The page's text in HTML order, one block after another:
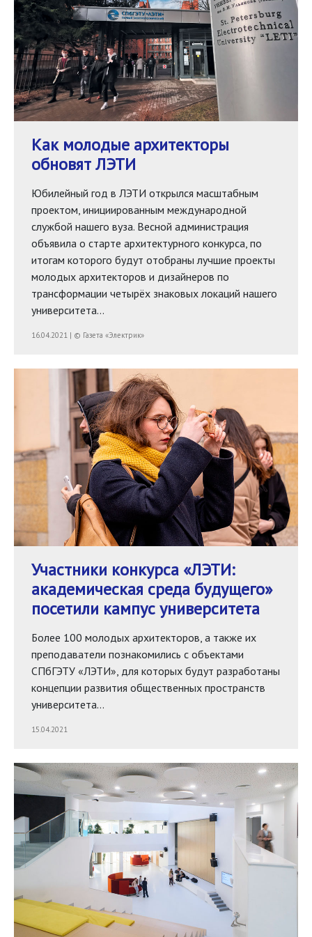
Как молодые архитекторы
обновят ЛЭТИ
Юбилейный год в ЛЭТИ открылся масштабным
проектом, инициированным международной
службой нашего вуза. Весной администрация
объявила о старте архитектурного конкурса, по
итогам которого будут отобраны лучшие проекты
молодых архитекторов и дизайнеров по
трансформации четырёх знаковых локаций нашего
университета…
16.04.2021 | © Газета «Электрик»
Участники конкурса «ЛЭТИ:
академическая среда будущего»
посетили кампус университета
Более 100 молодых архитекторов, а также их
преподаватели познакомились с объектами
СПбГЭТУ «ЛЭТИ», для которых будут разработаны
концепции развития общественных пространств
университета…
15.04.2021